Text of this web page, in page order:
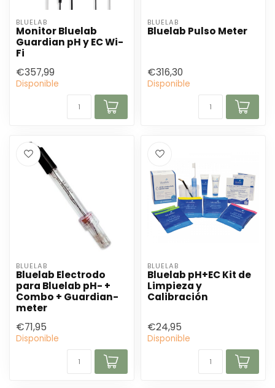
BLUELAB
Monitor Bluelab
Guardian pH y EC Wi-
Fi
€357,99
Disponible
BLUELAB
Bluelab Pulso Meter
€316,30
Disponible
BLUELAB
Bluelab Electrodo
para Bluelab pH- +
Combo + Guardian-
meter
€71,95
Disponible
BLUELAB
Bluelab pH+EC Kit de
Limpieza y
Calibración
€24,95
Disponible